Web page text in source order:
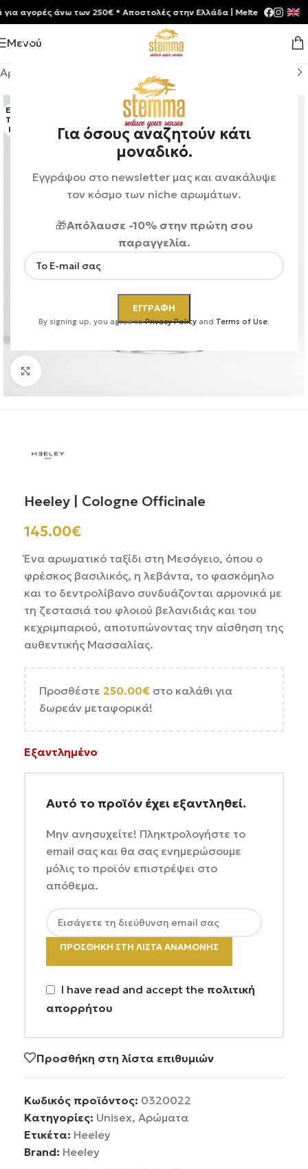
Για όσους αναζητούν κάτι
μοναδικό.
Εγγράψου στο newsletter μας και ανακάλυψε
τον κόσμο των niche αρωμάτων.
🎁Απόλαυσε -10% στην πρώτη σου
παραγγελία.
By signing up, you agree toPrivacy Policy and Terms of Use.
Μενού
Αρχική σελίδα Αρώματα
ΕΞΑΝ
ΤΛΉΘ
ΗΚΕ
Κάντε κλικ για μεγέθυνση
Heeley | Cologne Officinale
145.00€
Ένα αρωματικό ταξίδι στη Μεσόγειο, όπου ο
φρέσκος βασιλικός, η λεβάντα, το φασκόμηλο
και το δεντρολίβανο συνδυάζονται αρμονικά με
τη ζεστασιά του φλοιού βελανιδιάς και του
κεχριμπαριού, αποτυπώνοντας την αίσθηση της
αυθεντικής Μασσαλίας.
Προσθέστε 250.00€ στο καλάθι για
δωρεάν μεταφορικά!
Εξαντλημένο
Αυτό το προϊόν έχει εξαντληθεί.
Μην ανησυχείτε! Πληκτρολογήστε το
email σας και θα σας ενημερώσουμε
μόλις το προϊόν επιστρέψει στο
απόθεμα.
ΠΡΟΣΘΉΚΗ ΣΤΗ ΛΊΣΤΑ ΑΝΑΜΟΝΉΣ
I have read and accept the πολιτική
απορρήτου
Προσθήκη στη λίστα επιθυμιών
Κωδικός προϊόντος: 0320022
Κατηγορίες: Unisex, Αρώματα
Ετικέτα: Heeley
Brand: Heeley
αγορές άνω των 250€ * Aποστολές στην Ελλάδα | Meltemia Exclusive